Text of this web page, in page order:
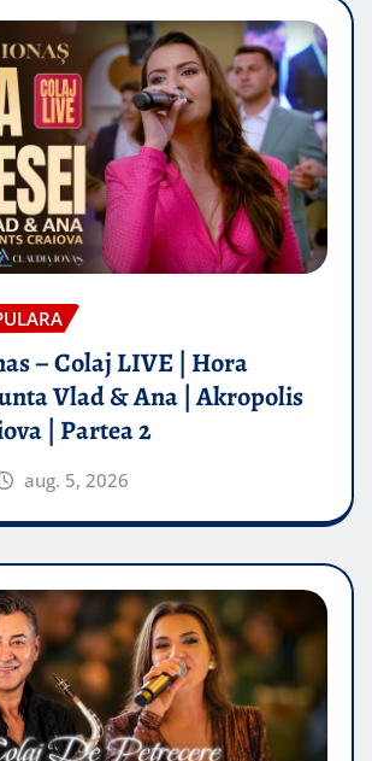
– Colaj LIVE | Hora
Vlad & Ana | Akropolis
| Partea 2
aug. 5, 2026